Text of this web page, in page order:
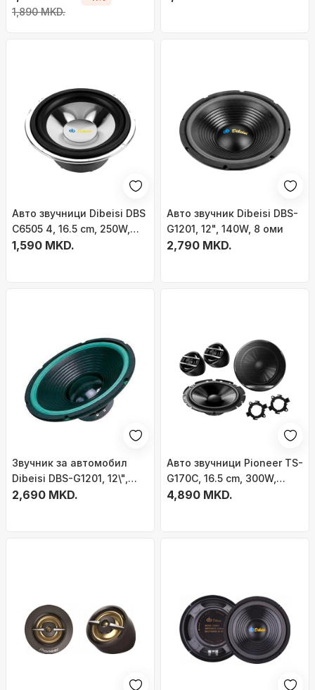
1,890 MKD.
Авто звучници Dibeisi DBS
C6505 4, 16.5 cm, 250W,
црни
1,590 MKD.
Авто звучник Dibeisi DBS-
G1201, 12", 140W, 8 оми
2,790 MKD.
Звучник за автомобил
Dibeisi DBS-G1201, 12\",
140W, 4 Ohm
2,690 MKD.
Авто звучници Pioneer TS-
G170C, 16.5 cm, 300W,
црни
4,890 MKD.